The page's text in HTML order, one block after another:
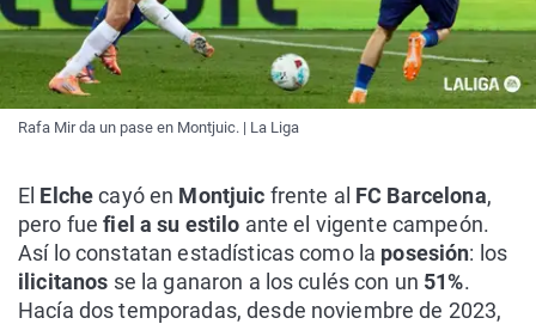
Rafa Mir da un pase en Montjuic. | La Liga
El Elchecayó en Montjuic frente al FC Barcelona,
pero fuefiel a su estilo ante el vigente campeón.
Así lo constatan estadísticas como la posesión: los
ilicitanos se la ganaron a los culés con un 51%.
Hacía dos temporadas, desde noviembre de 2023,